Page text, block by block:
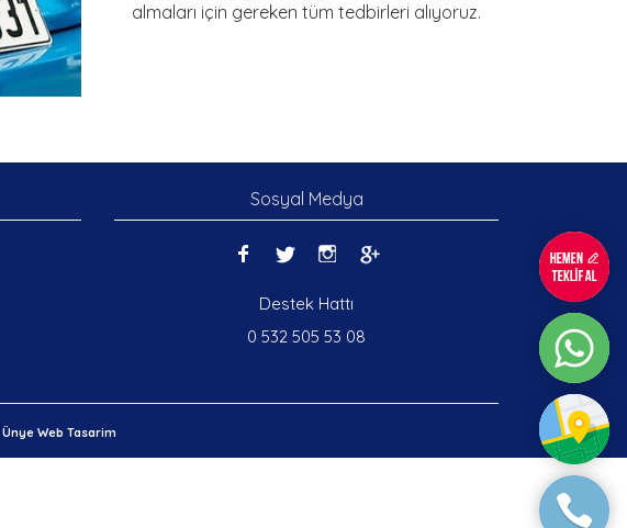
almaları için gereken tüm tedbirleri alıyoruz.
Sosyal Medya
Destek Hattı
0 532 505 53 08
Ünye Web Tasarim